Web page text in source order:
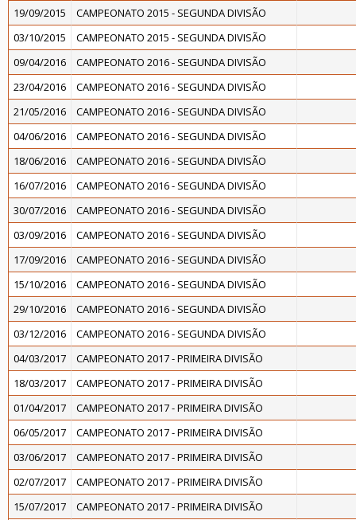
19/09/2015
CAMPEONATO 2015 - SEGUNDA DIVISÃO
03/10/2015
CAMPEONATO 2015 - SEGUNDA DIVISÃO
09/04/2016
CAMPEONATO 2016 - SEGUNDA DIVISÃO
23/04/2016
CAMPEONATO 2016 - SEGUNDA DIVISÃO
21/05/2016
CAMPEONATO 2016 - SEGUNDA DIVISÃO
04/06/2016
CAMPEONATO 2016 - SEGUNDA DIVISÃO
18/06/2016
CAMPEONATO 2016 - SEGUNDA DIVISÃO
16/07/2016
CAMPEONATO 2016 - SEGUNDA DIVISÃO
30/07/2016
CAMPEONATO 2016 - SEGUNDA DIVISÃO
03/09/2016
CAMPEONATO 2016 - SEGUNDA DIVISÃO
17/09/2016
CAMPEONATO 2016 - SEGUNDA DIVISÃO
15/10/2016
CAMPEONATO 2016 - SEGUNDA DIVISÃO
29/10/2016
CAMPEONATO 2016 - SEGUNDA DIVISÃO
03/12/2016
CAMPEONATO 2016 - SEGUNDA DIVISÃO
04/03/2017
CAMPEONATO 2017 - PRIMEIRA DIVISÃO
18/03/2017
CAMPEONATO 2017 - PRIMEIRA DIVISÃO
01/04/2017
CAMPEONATO 2017 - PRIMEIRA DIVISÃO
06/05/2017
CAMPEONATO 2017 - PRIMEIRA DIVISÃO
03/06/2017
CAMPEONATO 2017 - PRIMEIRA DIVISÃO
02/07/2017
CAMPEONATO 2017 - PRIMEIRA DIVISÃO
15/07/2017
CAMPEONATO 2017 - PRIMEIRA DIVISÃO